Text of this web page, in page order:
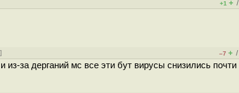
+1 + /
] –7 + /
за дерганий мс все эти бут вирусы снизились почти